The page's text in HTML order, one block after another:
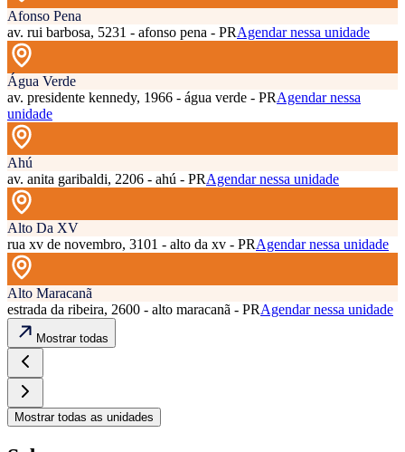
Afonso Pena
av. rui barbosa, 5231 - afonso pena - PRAgendar nessa unidade
Água Verde
av. presidente kennedy, 1966 - água verde - PRAgendar nessa
unidade
Ahú
av. anita garibaldi, 2206 - ahú - PRAgendar nessa unidade
Alto Da XV
rua xv de novembro, 3101 - alto da xv - PRAgendar nessa unidade
Alto Maracanã
estrada da ribeira, 2600 - alto maracanã - PRAgendar nessa unidade
Mostrar todas
Mostrar todas as unidades